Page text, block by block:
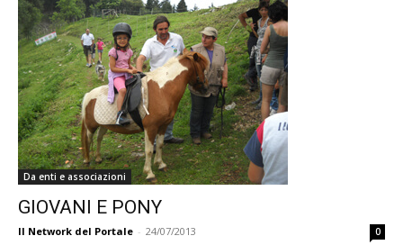
Da enti e associazioni
GIOVANI E PONY
Il Network del Portale - 24/07/2013 0